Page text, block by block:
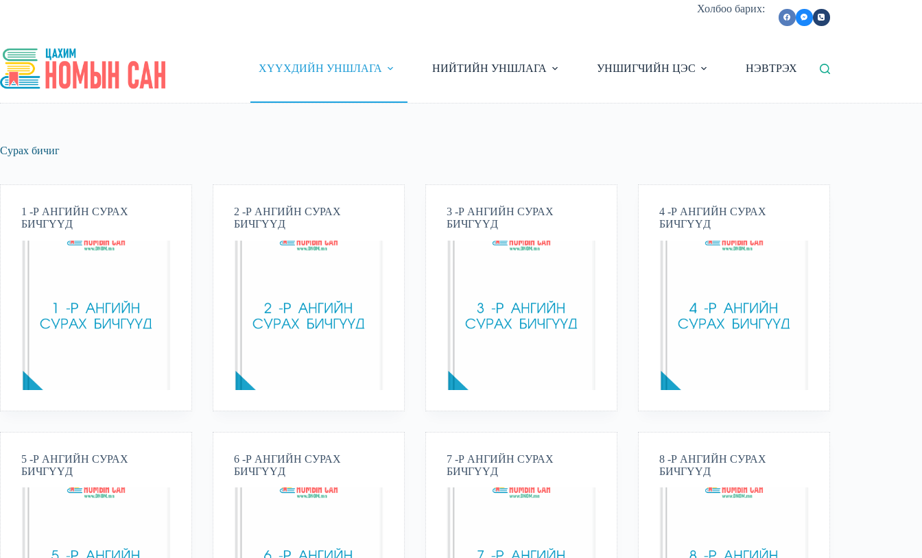
Холбоо барих:
ХҮҮХДИЙН УНШЛАГА НИЙТИЙН УНШЛАГА УНШИГЧИЙН ЦЭС НЭВТРЭХ
Сурах бичиг
1 -Р АНГИЙН СУРАХ
БИЧГҮҮД
2 -Р АНГИЙН СУРАХ
БИЧГҮҮД
3 -Р АНГИЙН СУРАХ
БИЧГҮҮД
4 -Р АНГИЙН СУРАХ
БИЧГҮҮД
5 -Р АНГИЙН СУРАХ
БИЧГҮҮД
6 -Р АНГИЙН СУРАХ
БИЧГҮҮД
7 -Р АНГИЙН СУРАХ
БИЧГҮҮД
8 -Р АНГИЙН СУРАХ
БИЧГҮҮД